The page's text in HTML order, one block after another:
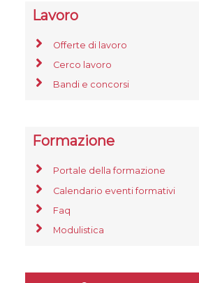
Lavoro
Offerte di lavoro
Cerco lavoro
Bandi e concorsi
Formazione
Portale della formazione
Calendario eventi formativi
Faq
Modulistica